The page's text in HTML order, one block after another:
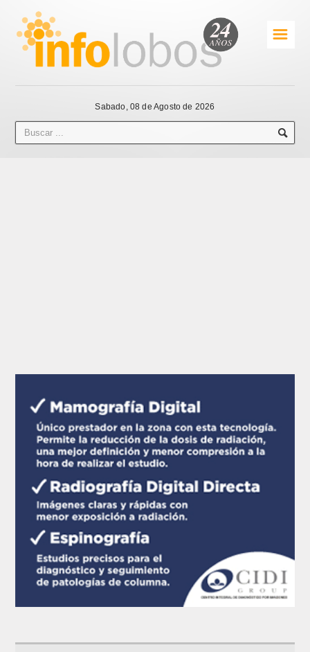
☰
Sabado, 08 de Agosto de 2026